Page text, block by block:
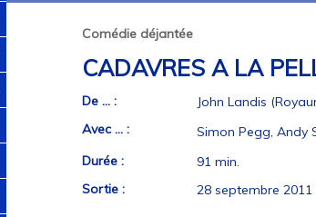
Comédie déjantée
CADAVRES A LA
De ... :
John Landis
Avec ... :
Simon Pegg, Andy
Durée :
91 min.
Sortie :
28 septembre 2011